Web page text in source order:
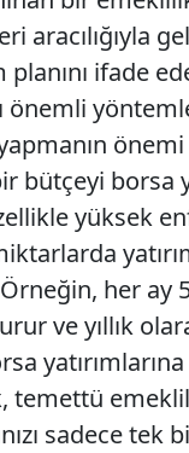
aracılığıyla
planını ifade
önemli
bütçeyi borsa
yüksek
her ay
ve yıllık
sadece